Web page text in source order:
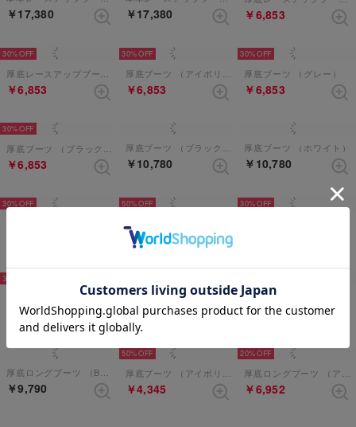
￥17,380 ￥17,380 ￥6,853
30%
￥6,853
30%
￥6,853
30%
厚底ブーツ （グレー）
￥6,853
30%
￥6,853 ￥10,780
厚底ブーツ （ホワイト）
￥10,780
30% 50%
￥4,895
30%
30%
厚底ロングブーツ （ブラックシルキー）
￥7,546
【直営SHOP限定厚底レースアップブーツ】 （ブラックマルチ）
￥15,180
ロングブーツ （OW/C）
￥4,345
厚底ロングブーツ （BL/C）
￥9,790
50%
厚底ブーツ （アイボリー）
￥4,345
20%
厚底ロングブーツ （アイボリー）
￥6,952